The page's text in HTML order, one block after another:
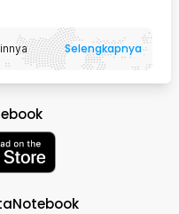
Selengkapnya